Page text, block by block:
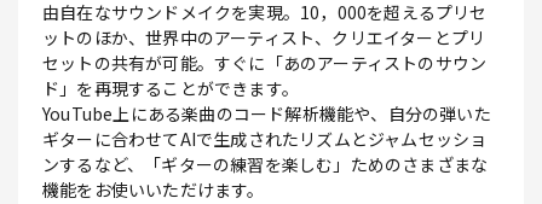
由自在なサウンドメイクを実現。10，000を超えるプリセ
ットのほか、世界中のアーティスト、クリエイターとプリ
セットの共有が可能。すぐに「あのアーティストのサウン
ド」を再現することができます。
YouTube上にある楽曲のコード解析機能や、自分の弾いた
ギターに合わせてAIで生成されたリズムとジャムセッショ
ンするなど、「ギターの練習を楽しむ」ためのさまざまな
機能をお使いいただけます。